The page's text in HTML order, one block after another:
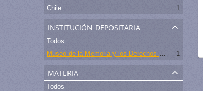
Chile
1
institución depositaria
Todos
Museo de la Memoria y los Derechos Humanos - Chile
1
materia
Todos